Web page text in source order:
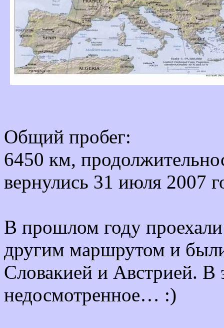
Общий пробег:
6450 км,
вернулись 31 июля 2007
В прошлом году
другим маршрутом и
Словакией и Австрией. В
недосмотренное… :)